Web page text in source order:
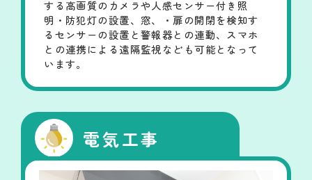
する高画質のカメラや人感センサー付き照
明・防犯灯の設置、窓、・扉の開閉を検知す
るセンサーの設置と警報器との連動、スマホ
との連携による遠隔監視なども可能となって
います。
電気工事